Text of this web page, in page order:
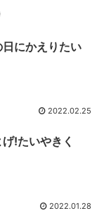
にかえりたい
2022.02.25
!たいやきく
2022.01.28